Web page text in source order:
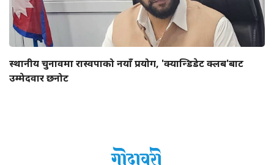
स्थानीय चुनावमा रास्वपाको नयाँ प्रयोग, 'क्यान्डिडेट क्लब'बाट
उम्मेदवार छनोट